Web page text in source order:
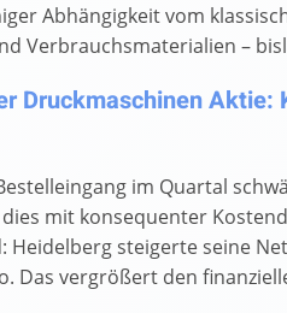
Abhängigkeit vom
Verbrauchsmaterialien –
Druckmaschinen
im Quartal
mit konsequenter
Heidelberg steigerte seine
Das vergrößert den